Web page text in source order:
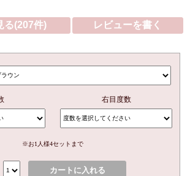
る(207件) レビューを書く
右目度数
※お1人様4セットまで
カートに入れる